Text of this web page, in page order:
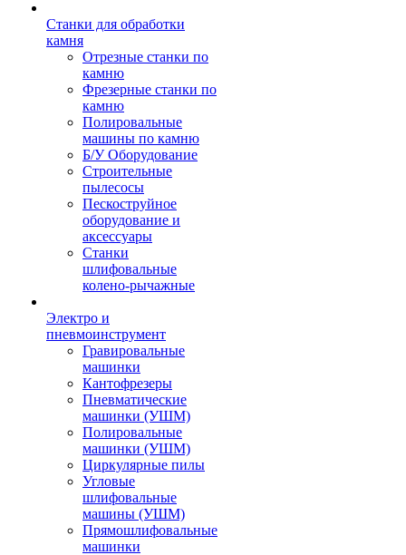
Станки для обработки
камня
Отрезные станки по
камню
Фрезерные станки по
камню
Полировальные
машины по камню
Б/У Оборудование
Строительные
пылесосы
Пескоструйное
оборудование и
аксессуары
Станки
шлифовальные
колено-рычажные
Электро и
пневмоинструмент
Гравировальные
машинки
Кантофрезеры
Пневматические
машинки (УШМ)
Полировальные
машинки (УШМ)
Циркулярные пилы
Угловые
шлифовальные
машины (УШМ)
Прямошлифовальные
машинки